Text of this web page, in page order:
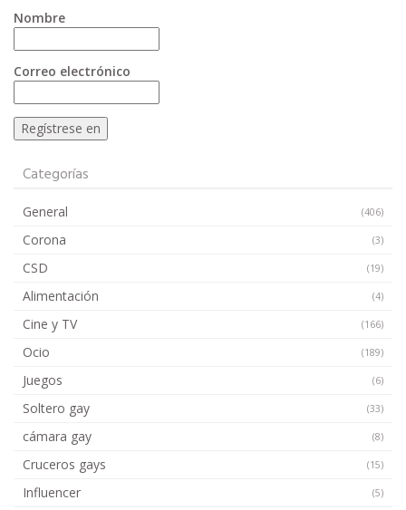
Nombre
Correo electrónico
Categorías
General (406)
Corona (3)
CSD (19)
Alimentación (4)
Cine y TV (166)
Ocio (189)
Juegos (6)
Soltero gay (33)
cámara gay (8)
Cruceros gays (15)
Influencer (5)